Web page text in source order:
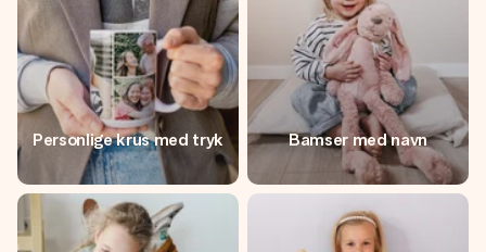
Personlige krus med tryk Bamser med navn